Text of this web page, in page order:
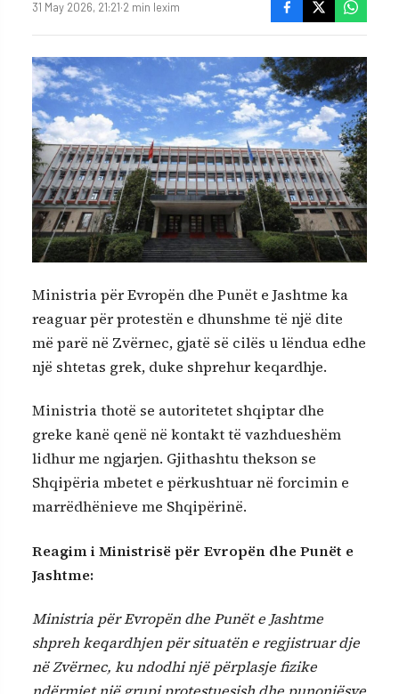
31 May 2026, 21:21·2 min lexim
Ministria për Evropën dhe Punët e Jashtme ka
reaguar për protestën e dhunshme të një dite
më parë në Zvërnec, gjatë së cilës u lëndua edhe
një shtetas grek, duke shprehur keqardhje.
Ministria thotë se autoritetet shqiptar dhe
greke kanë qenë në kontakt të vazhdueshëm
lidhur me ngjarjen. Gjithashtu thekson se
Shqipëria mbetet e përkushtuar në forcimin e
marrëdhënieve me Shqipërinë.
Reagim i Ministrisë për Evropën dhe Punët e
Jashtme:
Ministria për Evropën dhe Punët e Jashtme
shpreh keqardhjen për situatën e regjistruar dje
në Zvërnec, ku ndodhi një përplasje fizike